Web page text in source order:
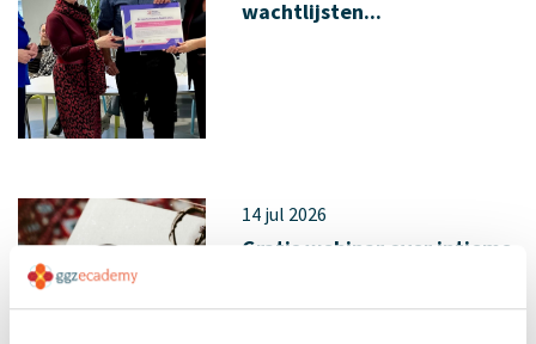
wachtlijsten...
14 jul 2026
Gratis webinar over intieme